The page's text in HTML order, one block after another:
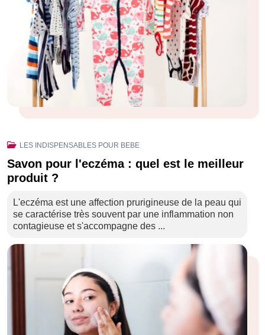
LES INDISPENSABLES POUR BEBE
Savon pour l'eczéma : quel est le meilleur
produit ?
L'eczéma est une affection prurigineuse de la peau qui
se caractérise très souvent par une inflammation non
contagieuse et s'accompagne des ...